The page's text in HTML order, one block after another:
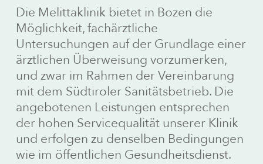
Die Melittaklinik bietet in Bozen die
Möglichkeit, fachärztliche
Untersuchungen auf der Grundlage einer
ärztlichen Überweisung vorzumerken,
und zwar im Rahmen der Vereinbarung
mit dem Südtiroler Sanitätsbetrieb. Die
angebotenen Leistungen entsprechen
der hohen Servicequalität unserer Klinik
und erfolgen zu denselben Bedingungen
wie im öffentlichen Gesundheitsdienst.